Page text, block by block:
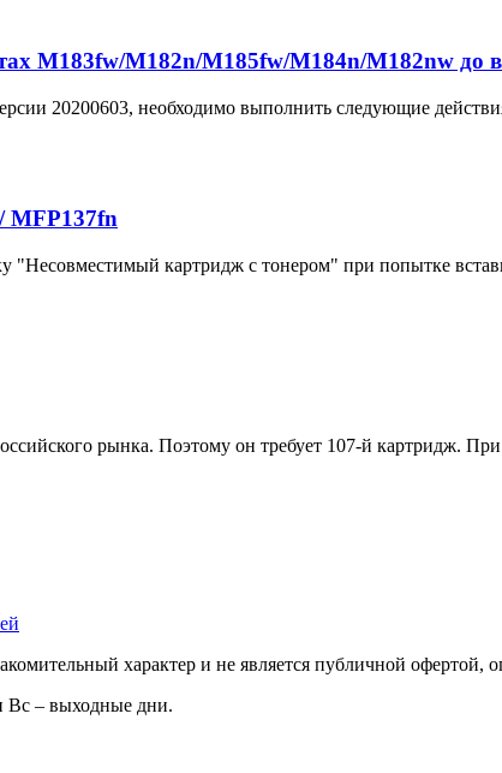
M183fw/M182n/M185fw/M184n/M182nw до
20200603, необходимо выполнить следующие
MFP137fn
картридж с тонером" при попытке
рынка. Поэтому он требует 107-й картридж.
характер и не является публичной офертой,
Вс – выходные дни.